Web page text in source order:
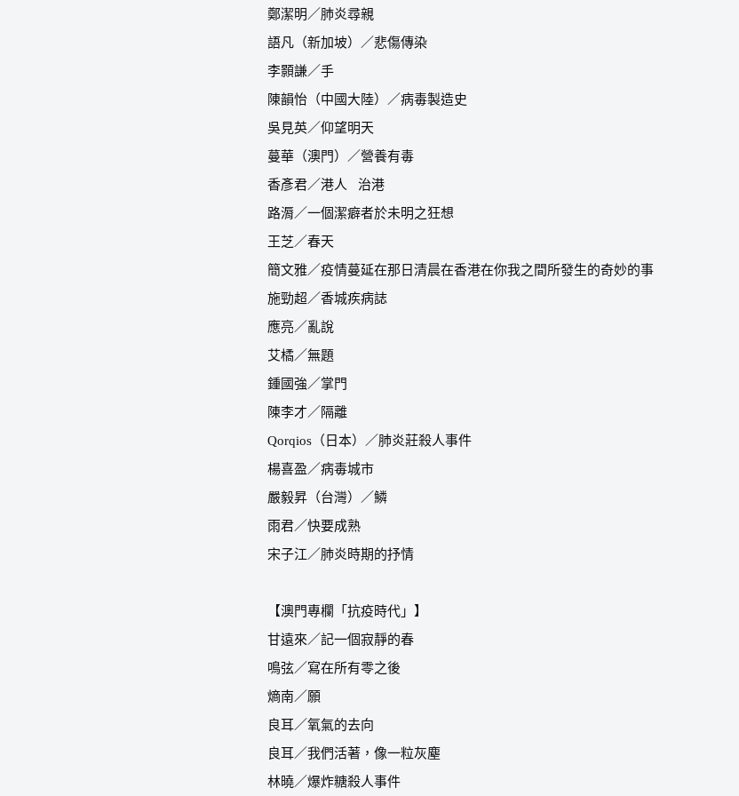
鄭潔明／肺炎尋親
語凡（新加坡）／悲傷傳染
李顥謙／手
陳韻怡（中國大陸）／病毒製造史
吳見英／仰望明天
蔓華（澳門）／營養有毒
香彥君／港人
治港
路漘／一個潔癖者於未明之狂想
王芝／春天
簡文雅／疫情蔓延在那日清晨在香港在你我之間所發生的奇妙的事
施勁超／香城疾病誌
應亮／亂說
艾橘／無題
鍾國強／掌門
陳李才／隔離
Qorqios （日本）／肺炎莊殺人事件
楊喜盈／病毒城市
嚴毅昇（台灣）／鱗
雨君／快要成熟
宋子江／肺炎時期的抒情
【澳門專欄「抗疫時代」】
甘遠來／記一個寂靜的春
鳴弦／寫在所有零之後
熵南／願
良耳／氧氣的去向
良耳／我們活著，像一粒灰塵
林曉／爆炸糖殺人事件